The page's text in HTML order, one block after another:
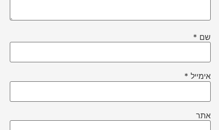
שם *
אימייל *
אתר